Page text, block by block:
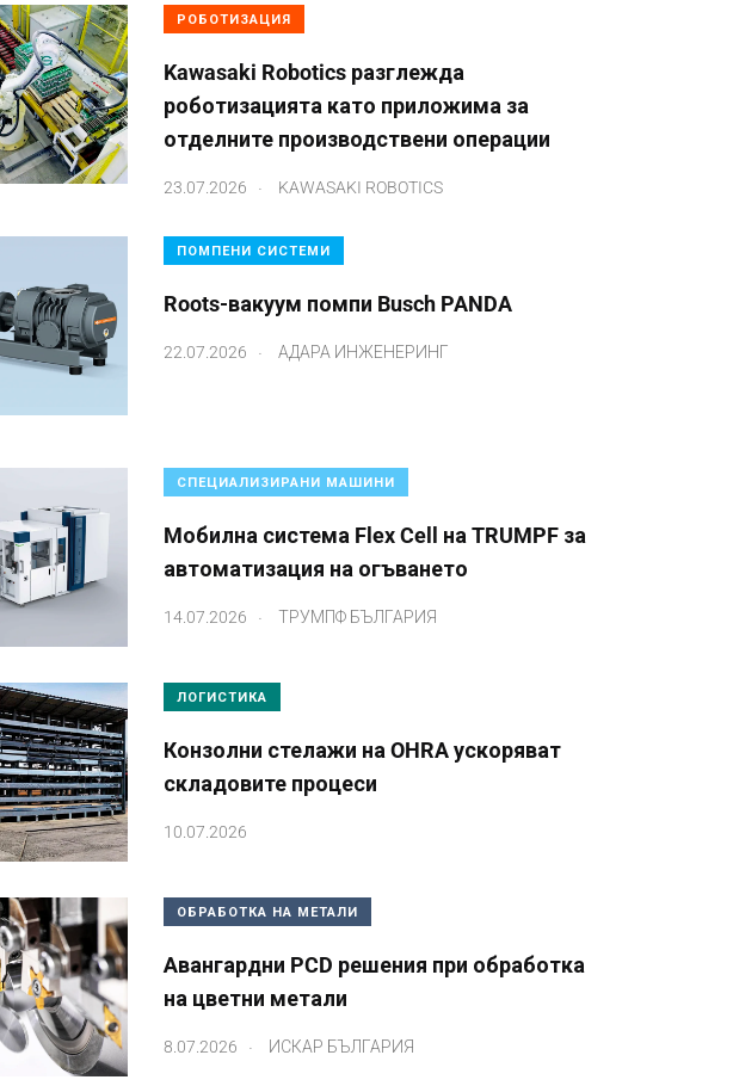
РОБОТИЗАЦИЯ
Kawasaki Robotics разглежда
роботизацията като приложима за
отделните производствени операции
23.07.2026 KAWASAKI ROBOTICS
ПОМПЕНИ СИСТЕМИ
Roots-вакуум помпи Busch PANDA
22.07.2026 АДАРА ИНЖЕНЕРИНГ
СПЕЦИАЛИЗИРАНИ МАШИНИ
Mобилна система Flex Cell на TRUMPF за
автоматизация на огъването
14.07.2026 ТРУМПФ БЪЛГАРИЯ
ЛОГИСТИКА
Конзолни стелажи на OHRA ускоряват
складовите процеси
10.07.2026
ОБРАБОТКА НА МЕТАЛИ
Авангардни PCD решения при обработка
на цветни метали
8.07.2026 ИСКАР БЪЛГАРИЯ